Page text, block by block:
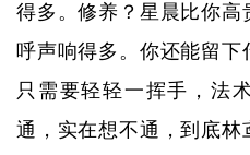
得多。修养？星晨比你
呼声响得多。你还能留
只需要轻轻一挥手，法
通，实在想不通，到底